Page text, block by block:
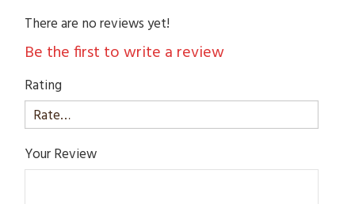
There are no reviews yet!
Be the first to write a review
Rating
Your Review